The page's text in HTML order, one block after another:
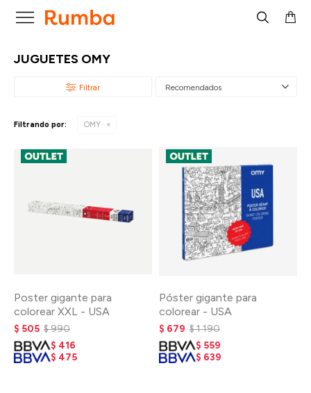

JUGUETES OMY
Recomendados
Filtrando por: OMY
Poster gigante para
colorear XXL - USA
$ 505 $990
$ 416
$ 475
Póster gigante para
colorear - USA
$ 679 $1.190
$ 559
$ 639